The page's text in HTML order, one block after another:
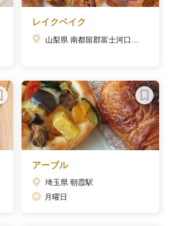
レイクベイク
アーブル
埼玉県 朝霞駅
月曜日